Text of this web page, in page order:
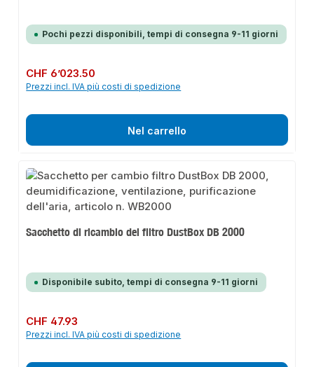
Pochi pezzi disponibili, tempi di consegna 9-11 giorni
Prezzo normale:
CHF 6’023.50
Prezzi incl. IVA più costi di spedizione
Nel carrello
Sacchetto di ricambio del filtro DustBox DB 2000
Disponibile subito, tempi di consegna 9-11 giorni
Prezzo normale:
CHF 47.93
Prezzi incl. IVA più costi di spedizione